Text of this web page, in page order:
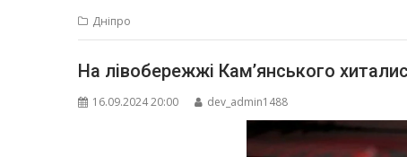
Дніпро
На лівобережжі Кам’янського
16.09.2024 20:00 dev_admin1488